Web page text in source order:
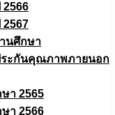
2566
2567
นศึกษา
ระกันคุณภาพภายนอก
า 2565
า 2566